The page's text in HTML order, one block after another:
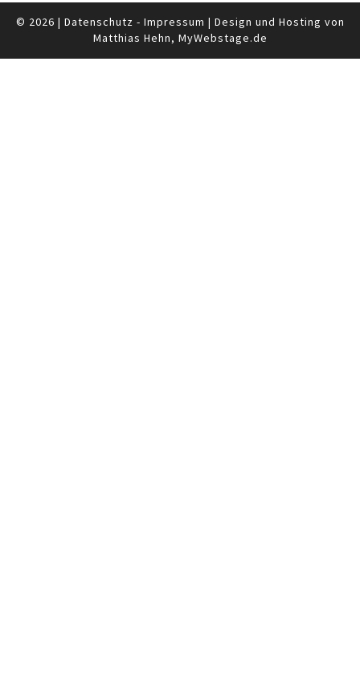
© 2026 | Datenschutz - Impressum | Design und Hosting von
Matthias Hehn, MyWebstage.de